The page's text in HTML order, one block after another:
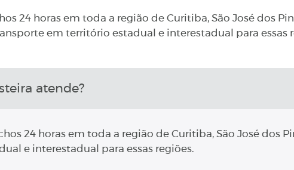
24 horas em toda a região de Curitiba, São José dos
em território estadual e interestadual para essas
atende?
24 horas em toda a região de Curitiba, São José dos
e interestadual para essas regiões.